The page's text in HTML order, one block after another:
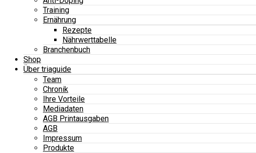
Training
Ernährung
Rezepte
Nährwerttabelle
Branchenbuch
Shop
Über triaguide
Team
Chronik
Ihre Vorteile
Mediadaten
AGB Printausgaben
AGB
Impressum
Produkte